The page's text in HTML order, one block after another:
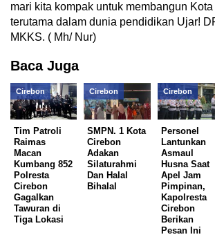
mari kita kompak untuk membangun
terutama dalam dunia pendidikan Ujar!
MKKS. ( Mh/ Nur)
Baca Juga
Cirebon
Tim Patroli
Raimas
Macan
Kumbang 852
Polresta
Cirebon
Gagalkan
Tawuran di
Tiga Lokasi
Cirebon
SMPN. 1 Kota
Cirebon
Adakan
Silaturahmi
Dan Halal
Bihalal
Cirebon
Personel
Lantunkan
Asmaul
Husna Saat
Apel Jam
Pimpinan,
Kapolresta
Cirebon
Berikan
Pesan Ini